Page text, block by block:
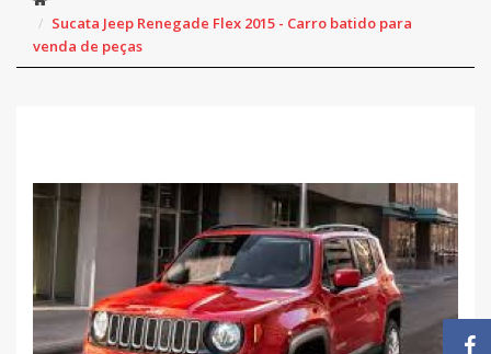
Sucata Jeep Renegade Flex 2015 - Carro batido para
venda de peças